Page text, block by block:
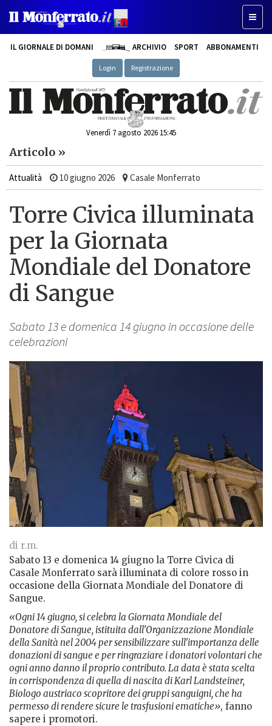
IL GIORNALE DI DOMANI ARCHIVIO SPORT ABBONAMENTI
Login Registrazione
Venerdì 7 agosto 2026 15:45
Articolo »
Attualità 10 giugno 2026 Casale Monferrato
Torre Civica illuminata
per la Giornata
Mondiale del Donatore
di Sangue
Sabato 13 e domenica 14 giugno in occasione delle
celebrazioni
di r.m.
Sabato 13 e domenica 14 giugno la Torre Civica di
Casale Monferrato sarà illuminata di colore rosso in
occasione della Giornata Mondiale del Donatore di
Sangue.
«Ogni 14 giugno, si celebra la Giornata Mondiale del
Donatore di Sangue, istituita dall'Organizzazione Mondiale
della Sanità nel 2004 per sensibilizzare sull'importanza delle
donazioni di sangue e per ringraziare i donatori volontari che
ogni anno danno il proprio contributo. La data è stata scelta
in corrispondenza di quella di nascita di Karl Landsteiner,
Biologo austriaco scopritore dei gruppi sanguigni, che ha
permesso di rendere sicure le trasfusioni ematiche», fanno
sapere i promotori.